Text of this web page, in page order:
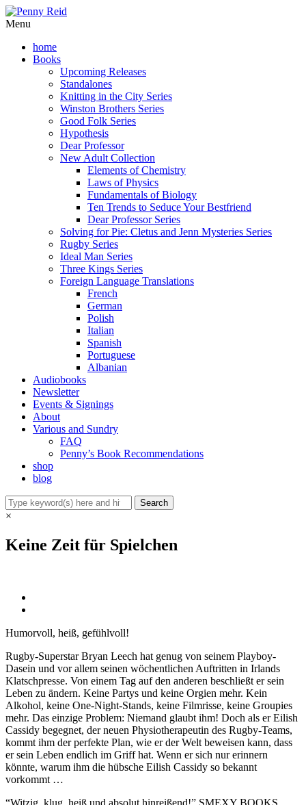
Menu
home
Books
Upcoming Releases
Standalones
Knitting in the City Series
Winston Brothers Series
Good Folk Series
Hypothesis
Dear Professor
New Adult Collection
Elements of Chemistry
Laws of Physics
Fundamentals of Biology
Ten Trends to Seduce Your Bestfriend
Dear Professor Series
Solving for Pie: Cletus and Jenn Mysteries Series
Rugby Series
Ideal Man Series
Three Kings Series
Foreign Language Translations
French
German
Polish
Italian
Spanish
Portuguese
Albanian
Audiobooks
Newsletter
Events & Signings
About
Various and Sundry
FAQ
Penny’s Book Recommendations
shop
blog
×
Keine Zeit für Spielchen
Humorvoll, heiß, gefühlvoll!
Rugby-Superstar Bryan Leech hat genug von seinem Playboy-
Dasein und vor allem seinen wöchentlichen Auftritten in Irlands
Klatschpresse. Von einem Tag auf den anderen beschließt er sein
Leben zu ändern. Keine Partys und keine Orgien mehr. Kein
Alkohol, keine One-Night-Stands, keine Filmrisse, keine Groupies
mehr. Das einzige Problem: Niemand glaubt ihm! Doch als er Eilish
Cassidy begegnet, der neuen Physiotherapeutin des Rugby-Teams,
kommt ihm der perfekte Plan, wie er der Welt beweisen kann, dass
er sein Leben endlich im Griff hat. Wenn er sich nur erinnern
könnte, warum ihm die hübsche Eilish Cassidy so bekannt
vorkommt …
“Witzig, klug, heiß und absolut hinreißend!” SMEXY BOOKS